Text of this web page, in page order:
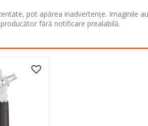
pot apărea inadvertențe. Imaginile
fără notificare prealabilă.